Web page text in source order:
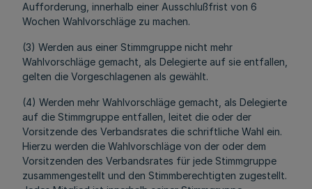
Aufforderung, innerhalb einer Ausschlußfrist von 6
Wochen Wahlvorschläge zu machen.
(3) Werden aus einer Stimmgruppe nicht mehr
Wahlvorschläge gemacht, als Delegierte auf sie entfallen,
gelten die Vorgeschlagenen als gewählt.
(4) Werden mehr Wahlvorschläge gemacht, als Delegierte
auf die Stimmgruppe entfallen, leitet die oder der
Vorsitzende des Verbandsrates die schriftliche Wahl ein.
Hierzu werden die Wahlvorschläge von der oder dem
Vorsitzenden des Verbandsrates für jede Stimmgruppe
zusammengestellt und den Stimmberechtigten zugestellt.